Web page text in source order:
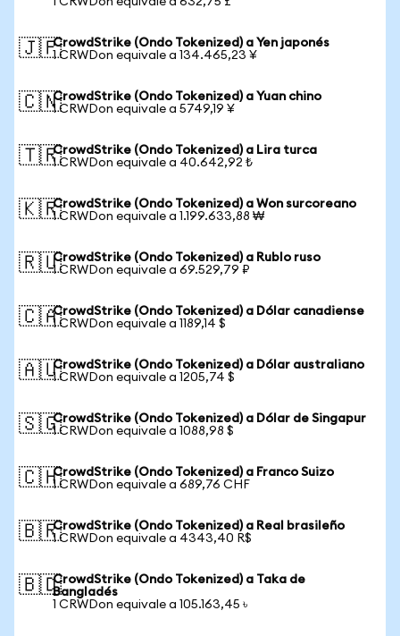
🇯🇵CrowdStrike (Ondo Tokenized) a Yen japonés
1 CRWDon equivale a 134.465,23 ¥
🇨🇳CrowdStrike (Ondo Tokenized) a Yuan chino
1 CRWDon equivale a 5749,19 ¥
🇹🇷CrowdStrike (Ondo Tokenized) a Lira turca
1 CRWDon equivale a 40.642,92 ₺
🇰🇷CrowdStrike (Ondo Tokenized) a Won surcoreano
1 CRWDon equivale a 1.199.633,88 ₩
🇷🇺CrowdStrike (Ondo Tokenized) a Rublo ruso
1 CRWDon equivale a 69.529,79 ₽
🇨🇦CrowdStrike (Ondo Tokenized) a Dólar canadiense
1 CRWDon equivale a 1189,14 $
🇦🇺CrowdStrike (Ondo Tokenized) a Dólar australiano
1 CRWDon equivale a 1205,74 $
🇸🇬CrowdStrike (Ondo Tokenized) a Dólar de Singapur
1 CRWDon equivale a 1088,98 $
🇨🇭CrowdStrike (Ondo Tokenized) a Franco Suizo
1 CRWDon equivale a 689,76 CHF
🇧🇷CrowdStrike (Ondo Tokenized) a Real brasileño
1 CRWDon equivale a 4343,40 R$
🇧🇩CrowdStrike (Ondo Tokenized) a Taka de
Bangladés
1 CRWDon equivale a 105.163,45 ৳